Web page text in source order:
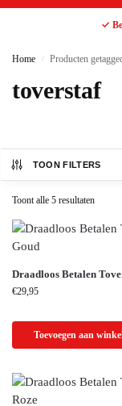
✓
Home / Producten
toverstaf
TOON FILTERS
Toont alle 5 resultaten
Draadloos Betalen
€29,95
Toevoegen aan